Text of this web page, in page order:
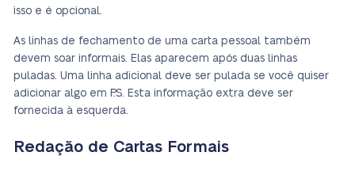
isso e é opcional.
As linhas de fechamento de uma carta pessoal também
devem soar informais. Elas aparecem após duas linhas
puladas. Uma linha adicional deve ser pulada se você quiser
adicionar algo em P.S. Esta informação extra deve ser
fornecida à esquerda.
Redação de Cartas Formais